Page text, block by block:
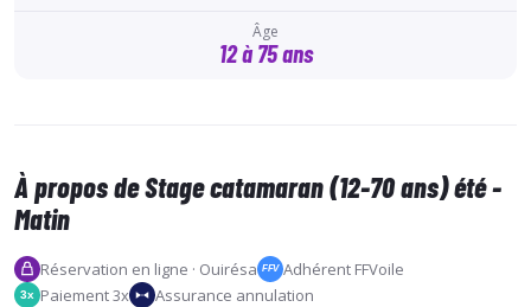
Âge
12 à 75 ans
À propos de Stage catamaran (12-70 ans) été -
Matin
Réservation en ligne · Ouirésa FFV Adhérent FFVoile
3x Paiement 3x Assurance annulation